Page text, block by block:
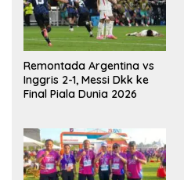
Remontada Argentina vs
Inggris 2-1, Messi Dkk ke
Final Piala Dunia 2026